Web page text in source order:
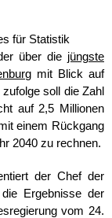
für Statistik
über die jüngste
mit Blick auf
soll die Zahl
auf 2,5 Millionen
einem Rückgang
2040 zu rechnen.
der Chef der
Ergebnisse der
vom 24.